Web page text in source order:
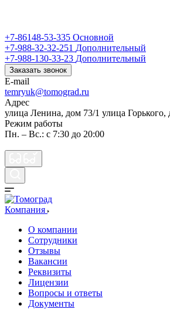
+7-86148-53-335 Основной
+7-988-32-32-251 Дополнительный
+7-988-130-33-23 Дополнительный
Заказать звонок
E-mail
temryuk@tomograd.ru
Адрес
улица Ленина, дом 73/1 улица Горького,
Режим работы
Пн. – Вс.: с 7:30 до 20:00
Компания
О компании
Сотрудники
Отзывы
Вакансии
Реквизиты
Лицензии
Вопросы и ответы
Документы